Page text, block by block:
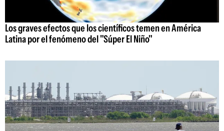
Los graves efectos que los científicos temen en América
Latina por el fenómeno del "Súper El Niño"